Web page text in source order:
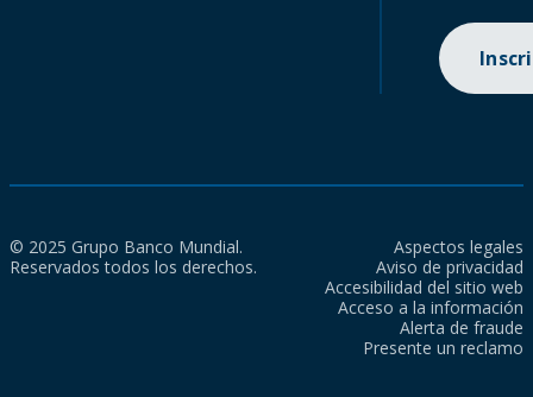
© 2025 Grupo Banco Mundial.
Reservados todos los derechos.
Aspectos legales
Aviso de privacidad
Accesibilidad del sitio web
Acceso a la información
Alerta de fraude
Presente un reclamo